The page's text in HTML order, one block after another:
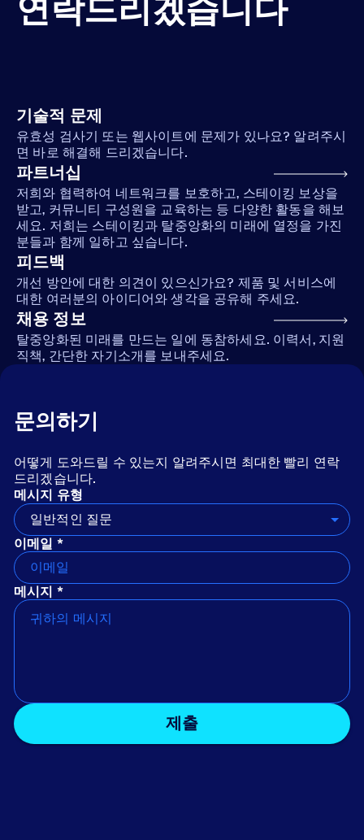
연락드리겠습니다
기술적 문제
유효성 검사기 또는 웹사이트에 문제가 있나요? 알려주시
면 바로 해결해 드리겠습니다.
파트너십
저희와 협력하여 네트워크를 보호하고, 스테이킹 보상을
받고, 커뮤니티 구성원을 교육하는 등 다양한 활동을 해보
세요. 저희는 스테이킹과 탈중앙화의 미래에 열정을 가진
분들과 함께 일하고 싶습니다.
피드백
개선 방안에 대한 의견이 있으신가요? 제품 및 서비스에
대한 여러분의 아이디어와 생각을 공유해 주세요.
채용 정보
탈중앙화된 미래를 만드는 일에 동참하세요. 이력서, 지원
직책, 간단한 자기소개를 보내주세요.
문의하기
어떻게 도와드릴 수 있는지 알려주시면 최대한 빨리 연락
드리겠습니다.
메시지 유형
일반적인 질문
이메일 *
메시지 *
제출